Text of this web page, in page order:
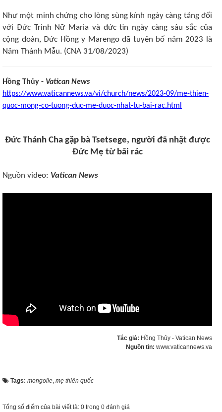
Như một minh chứng cho lòng sùng kính ngày càng tăng đối
với Đức Trinh Nữ Maria và đức tin ngày càng sâu sắc của
cộng đoàn, Đức Hồng y Marengo đã tuyên bố năm 2023 là
Năm Thánh Mẫu. (CNA 31/08/2023)
Hồng Thủy - Vatican News
https://www.vaticannews.va/vi/church/news/2023-09/me-thien-
quoc-mong-co-tuong-duc-me-duoc-nhat-tu-bai-rac.html
Đức Thánh Cha gặp bà Tsetsege, người đã nhặt được
Đức Mẹ từ bãi rác
Nguồn video: Vatican News
Tác giả: Hồng Thủy - Vatican News
Nguồn tin: www.vaticannews.va
Tags: mongolie mẹ thiên quốc
Tổng số điểm của bài viết là: 0 trong 0 đánh giá